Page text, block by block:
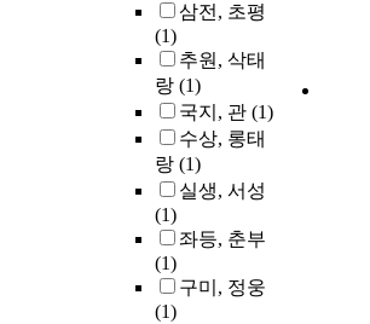
삼전, 초평
(1)
추원, 삭태
랑 (1)
국지, 관 (1)
수상, 롱태
랑 (1)
실생, 서성
(1)
좌등, 춘부
(1)
구미, 정웅
(1)